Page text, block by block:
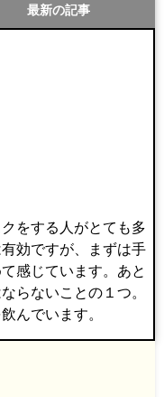
最新の記事
をする人がとても多
効ですが、まずは手
感じています。あと
らないことの１つ。
んでいます。